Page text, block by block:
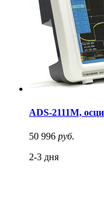
ADS-2111M,
50 996 руб.
2-3 дня